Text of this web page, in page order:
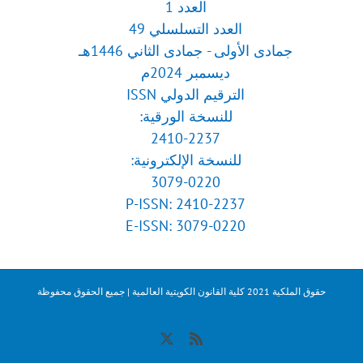
العدد 1
العدد التسلسلي 49
جمادى الأولى - جمادى الثاني 1446هـ
ديسمبر 2024م
الترقيم الدولي ISSN
للنسخة الورقية:
2410-2237
للنسخة الإلكترونية:
3079-0220
P-ISSN: 2410-2237
E-ISSN: 3079-0220
حقوق الملكية 2021 كلية القانون الكويتية العالمية | جميع الحقوق محفوظة
Rss
X